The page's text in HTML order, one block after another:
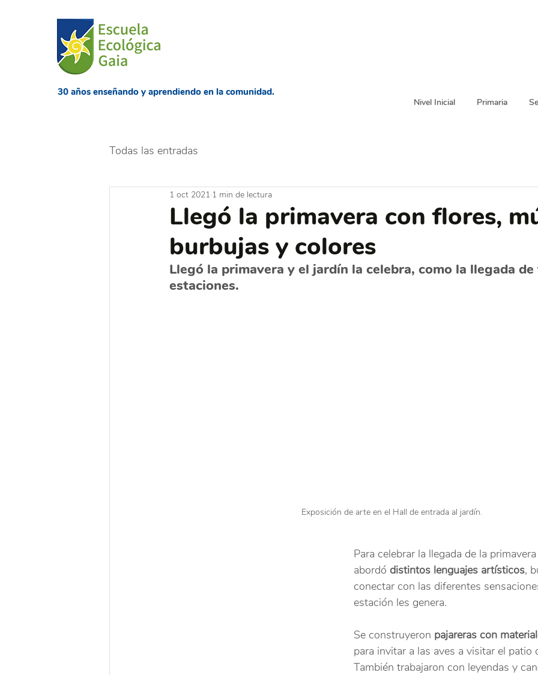
​30 años enseñando y aprendiendo en la comunidad.
Nivel Inicial Primaria
Todas las entradas
Llegó la primavera con flores,
burbujas y colores
1 oct 2021 1 min de lectura
Llegó la primavera y el jardín la celebra, como la llegada
estaciones.
Exposición de arte en el Hall de entrada al jardín.
Para celebrar la llegada de la
abordó distintos lenguajes artísticos,
conectar con las diferentes
estación les genera.
Se construyeron pajareras con
para invitar a las aves a visitar el patio
También trabajaron con leyendas y